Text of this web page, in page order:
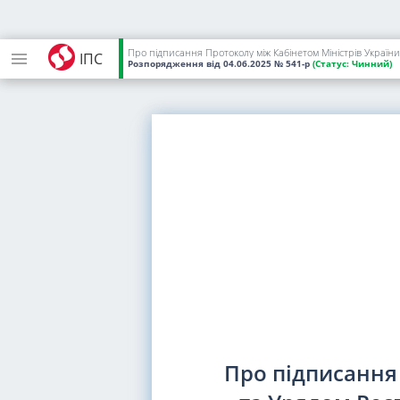
ІПС Розпорядження від 04.06.2025 № 541-р (Статус: Чинний)
Про